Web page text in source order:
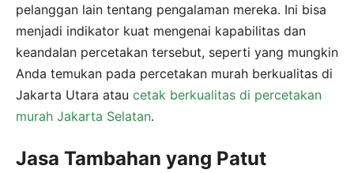
pelanggan lain tentang pengalaman mereka. Ini bisa
menjadi indikator kuat mengenai kapabilitas dan
keandalan percetakan tersebut, seperti yang mungkin
Anda temukan pada percetakan murah berkualitas di
Jakarta Utara atau cetak berkualitas di percetakan
murah Jakarta Selatan.
Jasa Tambahan yang Patut